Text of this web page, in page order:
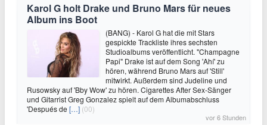
Karol G holt Drake und Bruno Mars für neues
Album ins Boot
(BANG) - Karol G hat die mit Stars
gespickte Trackliste ihres sechsten
Studioalbums veröffentlicht. "Champagne
Papi" Drake ist auf dem Song 'Ahí' zu
hören, während Bruno Mars auf 'Still'
mitwirkt. Außerdem sind Judeline und
Rusowsky auf 'Bby Wow' zu hören. Cigarettes After Sex-Sänger
und Gitarrist Greg Gonzalez spielt auf dem Albumabschluss
'Después de […] (00)
vor 6 Stunden